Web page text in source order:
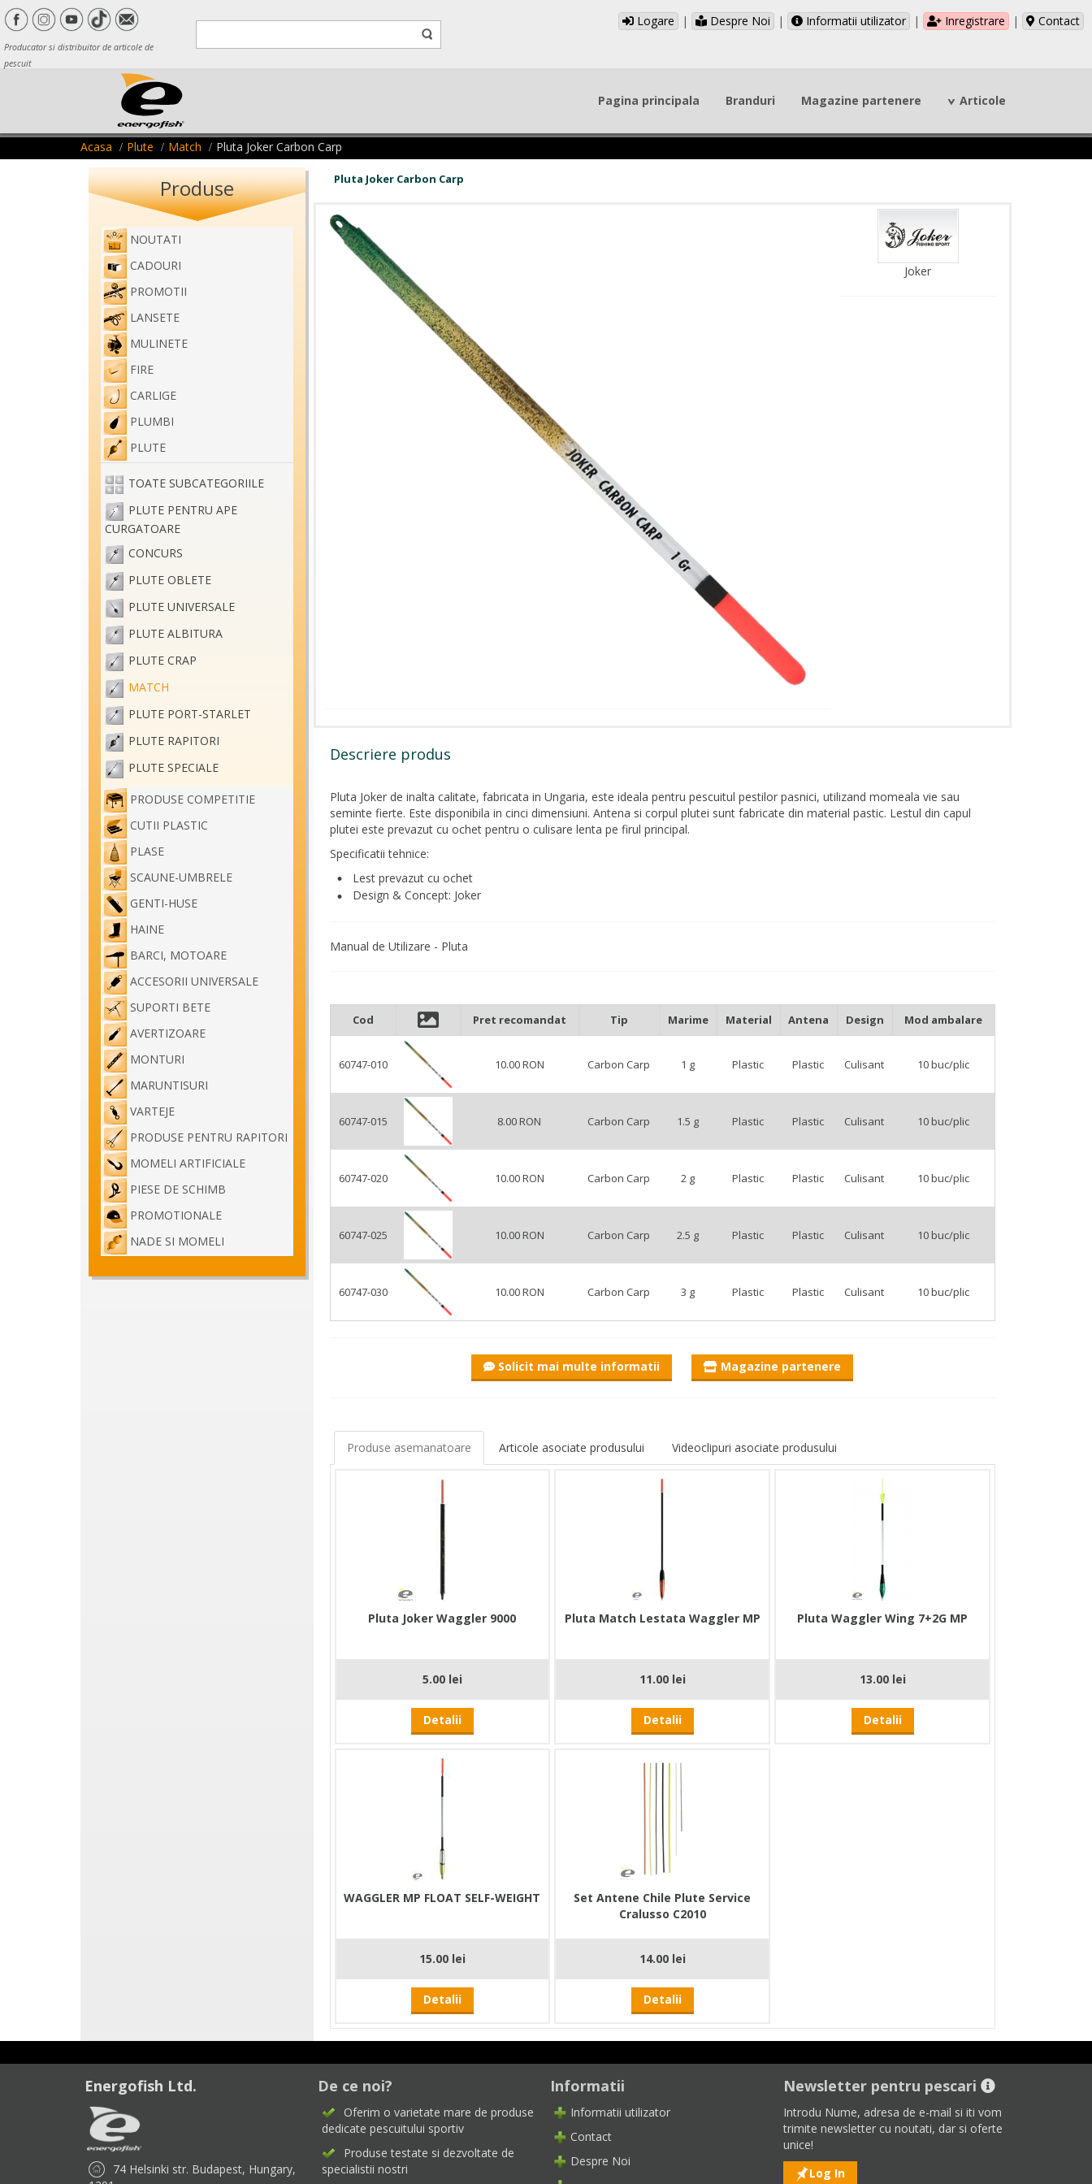
Producator si distribuitor de articole de
pescuit
Logare | Despre Noi | Informatii utilizator | Inregistrare | Contact
Pagina principala Branduri Magazine partenere Articole
Acasa Plute Match Pluta Joker Carbon Carp
Produse
NOUTATI
CADOURI
PROMOTII
LANSETE
MULINETE
FIRE
CARLIGE
PLUMBI
PLUTE
TOATE SUBCATEGORIILE
PLUTE PENTRU APE
CURGATOARE
CONCURS
PLUTE OBLETE
PLUTE UNIVERSALE
PLUTE ALBITURA
PLUTE CRAP
MATCH
PLUTE PORT-STARLET
PLUTE RAPITORI
PLUTE SPECIALE
PRODUSE COMPETITIE
CUTII PLASTIC
PLASE
SCAUNE-UMBRELE
GENTI-HUSE
HAINE
BARCI, MOTOARE
ACCESORII UNIVERSALE
SUPORTI BETE
AVERTIZOARE
MONTURI
MARUNTISURI
VARTEJE
PRODUSE PENTRU RAPITORI
MOMELI ARTIFICIALE
PIESE DE SCHIMB
PROMOTIONALE
NADE SI MOMELI
Pluta Joker Carbon Carp
Joker
Descriere produs
Pluta Joker de inalta calitate, fabricata in Ungaria, este ideala pentru pescuitul pestilor pasnici, utilizand momeala vie sau
seminte fierte. Este disponibila in cinci dimensiuni. Antena si corpul plutei sunt fabricate din material pastic. Lestul din capul
plutei este prevazut cu ochet pentru o culisare lenta pe firul principal.
Specificatii tehnice:
Lest prevazut cu ochet
Design & Concept: Joker
Manual de Utilizare - Pluta
Cod Pret recomandat Tip Marime Material Antena Design Mod ambalare
60747-010 10.00 RON Carbon Carp 1 g Plastic Plastic Culisant 10 buc/plic
60747-015 8.00 RON Carbon Carp 1.5 g Plastic Plastic Culisant 10 buc/plic
60747-020 10.00 RON Carbon Carp 2 g Plastic Plastic Culisant 10 buc/plic
60747-025 10.00 RON Carbon Carp 2.5 g Plastic Plastic Culisant 10 buc/plic
60747-030 10.00 RON Carbon Carp 3 g Plastic Plastic Culisant 10 buc/plic
Solicit mai multe informatii Magazine partenere
Produse asemanatoare Articole asociate produsului Videoclipuri asociate produsului
Pluta Joker Waggler 9000
5.00 lei
Detalii
Pluta Match Lestata Waggler MP
11.00 lei
Detalii
Pluta Waggler Wing 7+2G MP
13.00 lei
Detalii
WAGGLER MP FLOAT SELF-WEIGHT
15.00 lei
Detalii
Set Antene Chile Plute Service
Cralusso C2010
14.00 lei
Detalii
Energofish Ltd.
74 Helsinki str. Budapest, Hungary,
De ce noi?
Oferim o varietate mare de produse
dedicate pescuitului sportiv
Produse testate si dezvoltate de
specialistii nostri
Informatii
Informatii utilizator
Contact
Despre Noi
Newsletter pentru pescari
Introdu Nume, adresa de e-mail si iti vom
trimite newsletter cu noutati, dar si oferte
unice!
Log In